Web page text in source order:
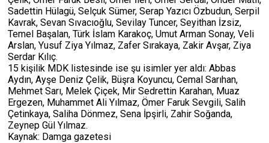
Sadettin Hülagü, Selçuk Sümer, Serap Yazıcı Özbudun, Serpil
Kavrak, Sevan Sıvacıoğlu, Sevilay Tuncer, Seyithan İzsiz,
Temel Başalan, Türk İslam Karakoç, Umut Arman Sonay, Veli
Arslan, Yusuf Ziya Yılmaz, Zafer Sırakaya, Zakir Avşar, Ziya
Serdar Kılıç.
15 kişilik MDK listesinde ise şu isimler yer aldı: Abbas
Aydın, Ayşe Deniz Çelik, Büşra Koyuncu, Cemal Sarıhan,
Mehmet Sarı, Melek Çiçek, Mir Sedrettin Karahan, Muaz
Ergezen, Muhammet Ali Yılmaz, Ömer Faruk Sevgili, Salih
Çetinkaya, Saliha Dönmez, Sena İpşirli, Zahir Soğanda,
Zeynep Gül Yılmaz.
Kaynak: Damga gazetesi